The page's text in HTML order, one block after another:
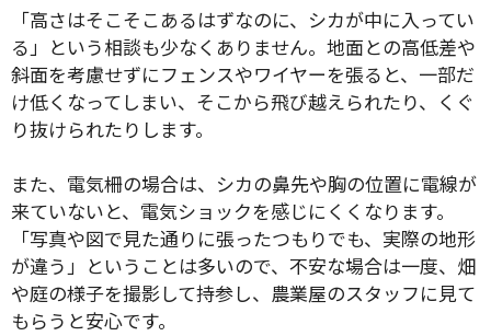
「高さはそこそこあるはずなのに、シカが中に入ってい
る」という相談も少なくありません。地面との高低差や
斜面を考慮せずにフェンスやワイヤーを張ると、一部だ
け低くなってしまい、そこから飛び越えられたり、くぐ
り抜けられたりします。
また、電気柵の場合は、シカの鼻先や胸の位置に電線が
来ていないと、電気ショックを感じにくくなります。
「写真や図で見た通りに張ったつもりでも、実際の地形
が違う」ということは多いので、不安な場合は一度、畑
や庭の様子を撮影して持参し、農業屋のスタッフに見て
もらうと安心です。